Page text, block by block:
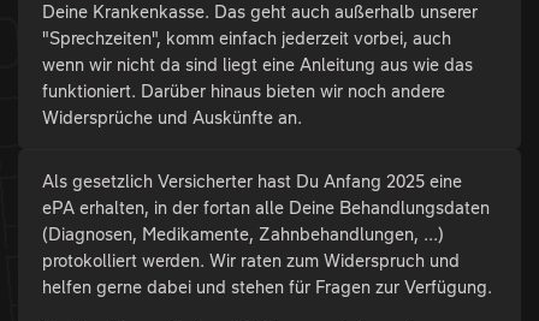
Deine Krankenkasse. Das geht auch außerhalb unserer
"Sprechzeiten", komm einfach jederzeit vorbei, auch
wenn wir nicht da sind liegt eine Anleitung aus wie das
funktioniert. Darüber hinaus bieten wir noch andere
Widersprüche und Auskünfte an.
Als gesetzlich Versicherter hast Du Anfang 2025 eine
ePA erhalten, in der fortan alle Deine Behandlungsdaten
(Diagnosen, Medikamente, Zahnbehandlungen, ...)
protokolliert werden. Wir raten zum Widerspruch und
helfen gerne dabei und stehen für Fragen zur Verfügung.